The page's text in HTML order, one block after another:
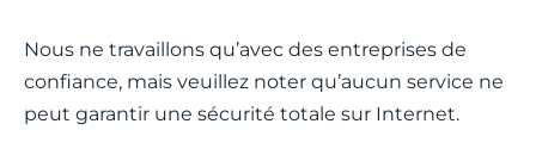
Nous ne travaillons qu’avec des entreprises de
confiance, mais veuillez noter qu’aucun service ne
peut garantir une sécurité totale sur Internet.